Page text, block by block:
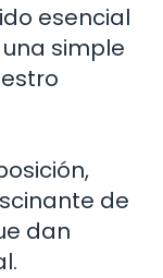
esencial
simple
de
dan